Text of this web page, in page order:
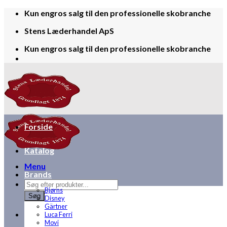
Skip
content
Kun engros salg til den professionelle skobranche
Stens Læderhandel ApS
Kun engros salg til den professionelle skobranche
Menu
Products
search
Søg
Forside
Katalog
Brands
Bjørns
Disney
Gärtner
Luca Ferri
Movi